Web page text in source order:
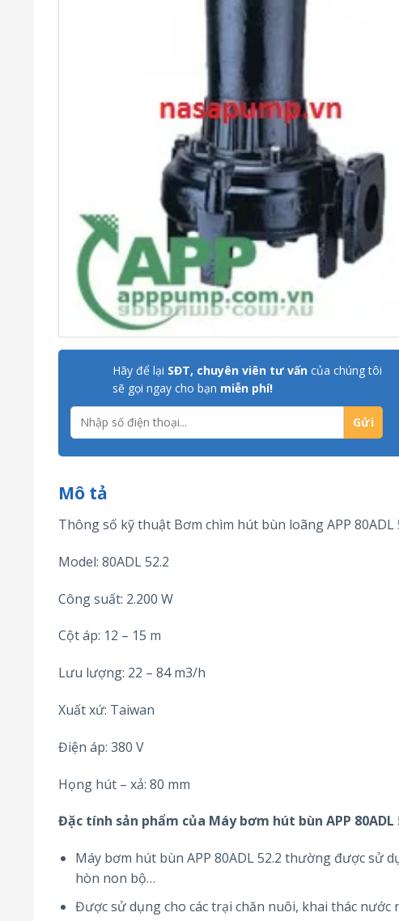
Hãy để lại SĐT, chuyên viên tư vấn của chúng tôi
sẽ gọi ngay cho bạn miễn phí!
Mô tả
Thông số kỹ thuật Bơm chìm hút bùn loãng APP 80ADL
Model: 80ADL 52.2
Công suất: 2.200 W
Cột áp: 12 – 15 m
Lưu lượng: 22 – 84 m3/h
Xuất xứ: Taiwan
Điện áp: 380 V
Họng hút – xả: 80 mm
Đặc tính sản phẩm của Máy bơm hút bùn APP 80ADL
Máy bơm hút bùn APP 80ADL 52.2 thường được sử
hòn non bộ…
Được sử dụng cho các trại chăn nuôi, khai thác